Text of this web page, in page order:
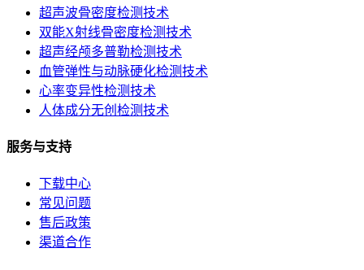
超声波骨密度检测技术
双能X射线骨密度检测技术
超声经颅多普勒检测技术
血管弹性与动脉硬化检测技术
心率变异性检测技术
人体成分无创检测技术
服务与支持
下载中心
常见问题
售后政策
渠道合作